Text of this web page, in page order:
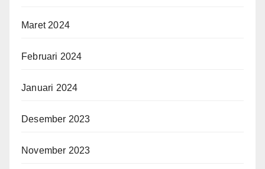
Maret 2024
Februari 2024
Januari 2024
Desember 2023
November 2023